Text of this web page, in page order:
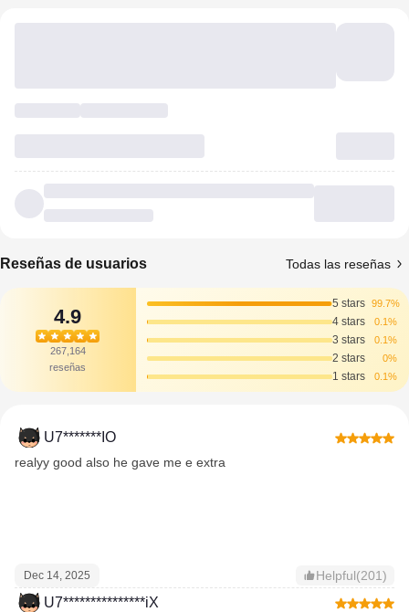
Reseñas de usuarios Todas las reseñas
4.9
267,164
reseñas
5 stars 99.7%
4 stars 0.1%
3 stars 0.1%
2 stars 0%
1 stars 0.1%
U7*******IO
realyy good also he gave me e extra
Dec 14, 2025 Helpful(201)
U7***************iX